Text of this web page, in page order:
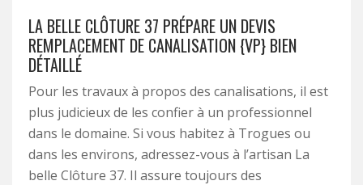
LA BELLE CLÔTURE 37 PRÉPARE UN DEVIS
REMPLACEMENT DE CANALISATION {VP} BIEN
DÉTAILLÉ
Pour les travaux à propos des canalisations, il est
plus judicieux de les confier à un professionnel
dans le domaine. Si vous habitez à Trogues ou
dans les environs, adressez-vous à l’artisan La
belle Clôture 37. Il assure toujours des